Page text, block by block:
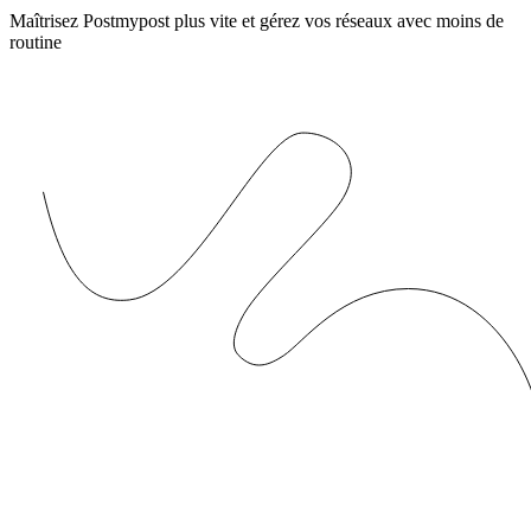
Maîtrisez Postmypost plus vite et gérez vos réseaux avec moins de
routine